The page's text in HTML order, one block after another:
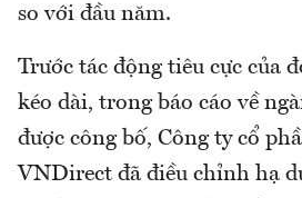
so với đầu năm.
Trước tác động tiêu cực của
kéo dài, trong báo cáo về
được công bố, Công ty cổ
VNDirect đã điều chỉnh hạ